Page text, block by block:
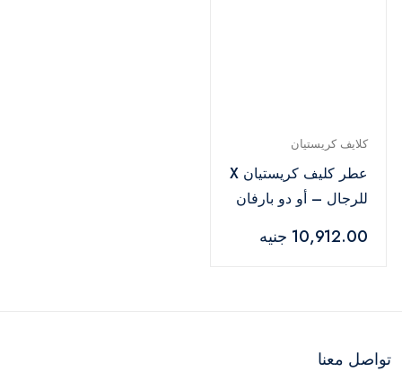
كلايف كريستيان
عطر كليف كريستيان X
للرجال – أو دو بارفان
10,912.00 جنيه
تواصل معنا